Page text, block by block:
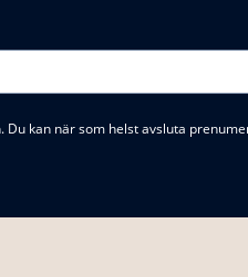
kan när som helst avsluta